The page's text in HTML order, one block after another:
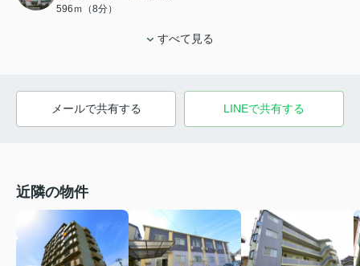
596ｍ（8分）
すべて見る
メールで共有する LINEで共有する
近隣の物件